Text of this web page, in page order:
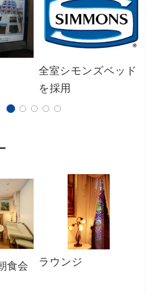
全室シモンズベッド
を採用
食会
ラウンジ